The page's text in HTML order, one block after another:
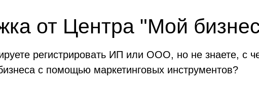
от Центра "Мой
регистрировать ИП или ООО, но не знаете, с
с помощью маркетинговых инструментов?